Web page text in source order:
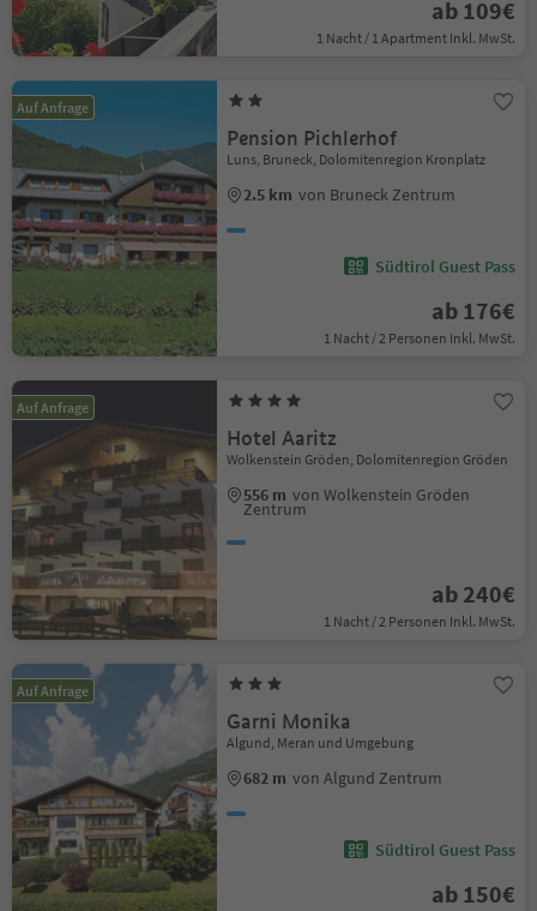
ab 109€
1 Nacht / 1 Apartment Inkl. MwSt.
Auf Anfrage
Pension Pichlerhof
Luns, Bruneck, Dolomitenregion Kronplatz
2.5 km von Bruneck Zentrum
Südtirol Guest Pass
ab 176€
1 Nacht / 2 Personen Inkl. MwSt.
Auf Anfrage
Hotel Aaritz
Wolkenstein Gröden, Dolomitenregion Gröden
556 m von Wolkenstein Gröden
Zentrum
ab 240€
1 Nacht / 2 Personen Inkl. MwSt.
Auf Anfrage
Garni Monika
Algund, Meran und Umgebung
682 m von Algund Zentrum
Südtirol Guest Pass
ab 150€